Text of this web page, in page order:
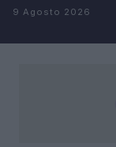
Salta al contenuto
9 Agosto 2026